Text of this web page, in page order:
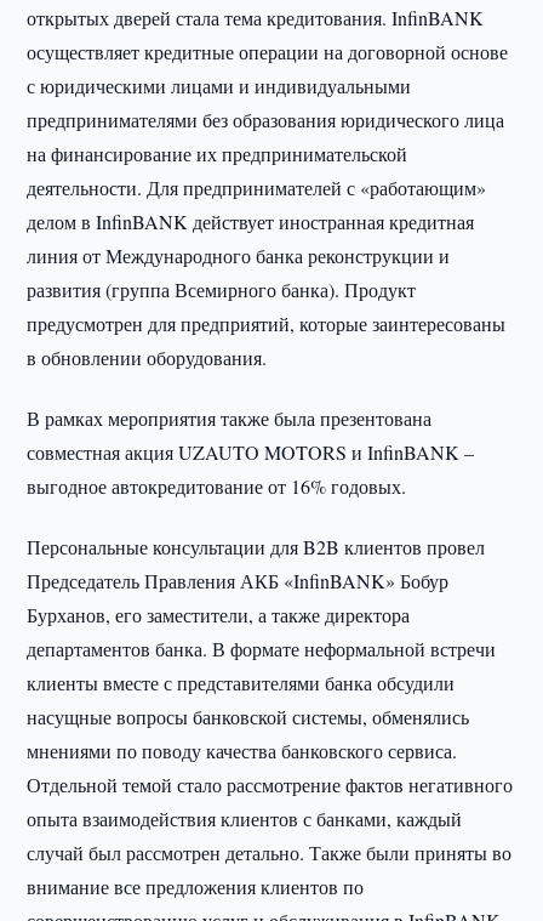
открытых дверей стала тема кредитования. InfinBANK
осуществляет кредитные операции на договорной основе
с юридическими лицами и индивидуальными
предпринимателями без образования юридического лица
на финансирование их предпринимательской
деятельности. Для предпринимателей с «работающим»
делом в InfinBANK действует иностранная кредитная
линия от Международного банка реконструкции и
развития (группа Всемирного банка). Продукт
предусмотрен для предприятий, которые заинтересованы
в обновлении оборудования.
В рамках мероприятия также была презентована
совместная акция UZAUTO MOTORS и InfinBANK –
выгодное автокредитование от 16% годовых.
Персональные консультации для B2B клиентов провел
Председатель Правления АКБ «InfinBANK» Бобур
Бурханов, его заместители, а также директора
департаментов банка. В формате неформальной встречи
клиенты вместе с представителями банка обсудили
насущные вопросы банковской системы, обменялись
мнениями по поводу качества банковского сервиса.
Отдельной темой стало рассмотрение фактов негативного
опыта взаимодействия клиентов с банками, каждый
случай был рассмотрен детально. Также были приняты во
внимание все предложения клиентов по